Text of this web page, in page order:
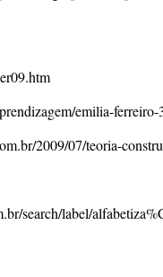
emilia-
2009/07/teoria-
search/label/